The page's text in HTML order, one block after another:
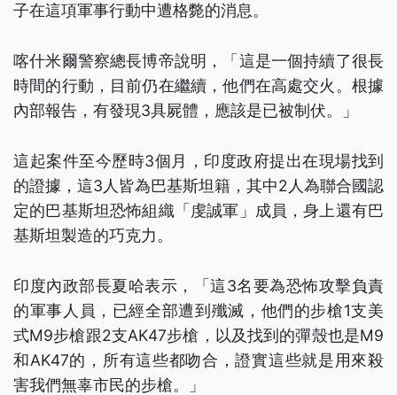
子在這項軍事行動中遭格斃的消息。
喀什米爾警察總長博帝說明，「這是一個持續了很長
時間的行動，目前仍在繼續，他們在高處交火。根據
內部報告，有發現3具屍體，應該是已被制伏。」
這起案件至今歷時3個月，印度政府提出在現場找到
的證據，這3人皆為巴基斯坦籍，其中2人為聯合國認
定的巴基斯坦恐怖組織「虔誠軍」成員，身上還有巴
基斯坦製造的巧克力。
印度內政部長夏哈表示，「這3名要為恐怖攻擊負責
的軍事人員，已經全部遭到殲滅，他們的步槍1支美
式M9步槍跟2支AK47步槍，以及找到的彈殼也是M9
和AK47的，所有這些都吻合，證實這些就是用來殺
害我們無辜市民的步槍。」